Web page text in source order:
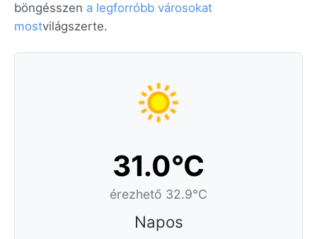
böngésszen a legforróbb városokat
mostvilágszerte.
31.0°C
érezhető 32.9°C
Napos